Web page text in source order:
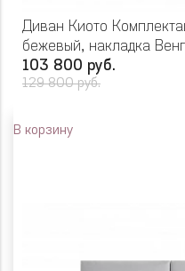
Диван Киото
бежевый, накладка
103 800 руб.
129 800 руб.
В корзину